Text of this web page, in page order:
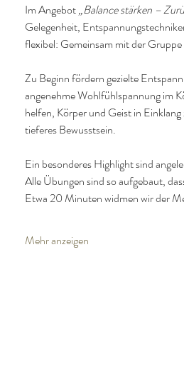
Im Angebot „Balance stärken –
Gelegenheit,
flexibel: Gemeinsam mit der
Zu Beginn fördern gezielte
angenehme Wohlfühlspannung im
helfen, Körper und Geist in
tieferes Bewusstsein.
Ein besonderes Highlight sind
Alle Übungen sind so aufgebaut,
Etwa 20 Minuten widmen wir der
Mehr anzeigen